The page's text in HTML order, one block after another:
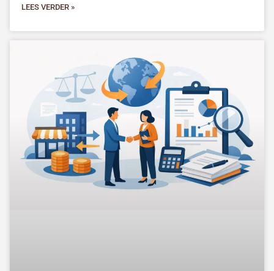
LEES VERDER »